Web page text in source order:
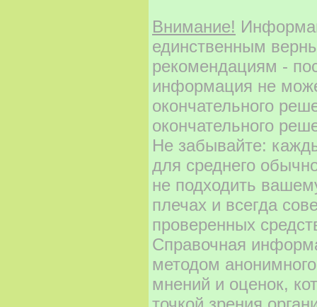
Внимание!
единственным
рекомендациям -
информация не
окончательного
окончательного
Не забывайте:
для среднего
не подходить
плечах и всегда
проверенных
Справочная
методом
мнений и оценок,